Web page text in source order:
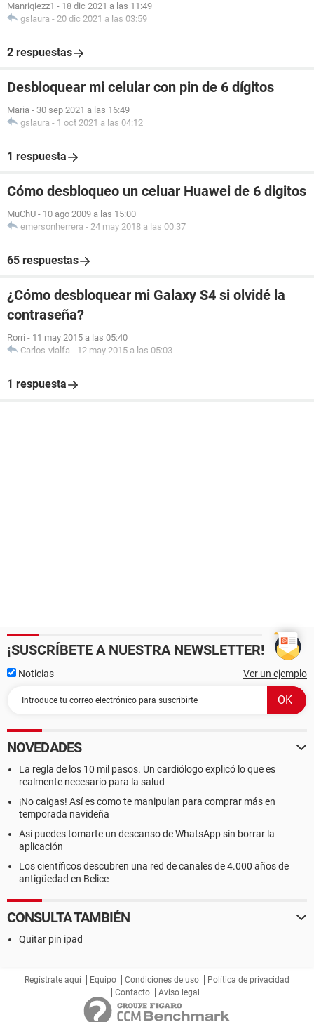
Manriqiezz1 - 18 dic 2021 a las 11:49
gslaura - 20 dic 2021 a las 03:59
2 respuestas
Desbloquear mi celular con pin de 6 dígitos
Maria - 30 sep 2021 a las 16:49
gslaura - 1 oct 2021 a las 04:12
1 respuesta
Cómo desbloqueo un celuar Huawei de 6 digitos
MuChU - 10 ago 2009 a las 15:00
emersonherrera - 24 may 2018 a las 00:37
65 respuestas
¿Cómo desbloquear mi Galaxy S4 si olvidé la
contraseña?
Rorri - 11 may 2015 a las 05:40
Carlos-vialfa - 12 may 2015 a las 05:03
1 respuesta
¡SUSCRÍBETE A NUESTRA NEWSLETTER!
Noticias Ver un ejemplo
NOVEDADES
La regla de los 10 mil pasos. Un cardiólogo explicó lo que es
realmente necesario para la salud
¡No caigas! Así es como te manipulan para comprar más en
temporada navideña
Así puedes tomarte un descanso de WhatsApp sin borrar la
aplicación
Los científicos descubren una red de canales de 4.000 años de
antigüedad en Belice
CONSULTA TAMBIÉN
Quitar pin ipad
Regístrate aquí Equipo Condiciones de uso
Política de privacidad
Contacto
Aviso legal